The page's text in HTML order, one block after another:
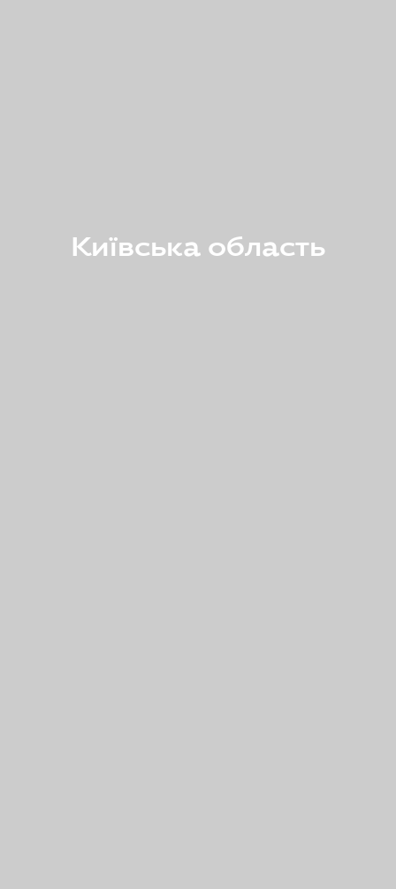
Київська область